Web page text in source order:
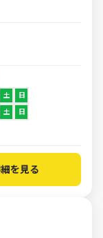
土 日
土 日
を見る